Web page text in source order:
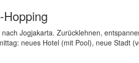
Jogjakarta. Zurücklehnen,
neues Hotel (mit Pool), neue Stadt